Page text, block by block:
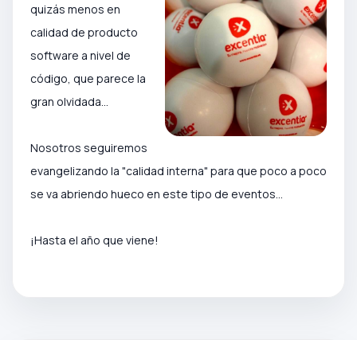
quizás menos en
calidad de producto
software a nivel de
código, que parece la
gran olvidada...
Nosotros seguiremos
evangelizando la "calidad interna" para que poco a poco
se va abriendo hueco en este tipo de eventos...
¡Hasta el año que viene!